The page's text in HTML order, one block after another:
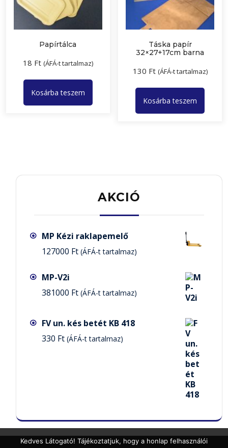
Papírtálca
18 Ft (ÁFÁ-t tartalmaz)
Kosárba teszem
Táska papír
32×27+17cm barna
130 Ft (ÁFÁ-t tartalmaz)
Kosárba teszem
AKCIÓ
MP Kézi raklapemelő
127000 Ft (ÁFÁ-t tartalmaz)
MP-V2i
381000 Ft (ÁFÁ-t tartalmaz)
FV un. kés betét KB 418
330 Ft (ÁFÁ-t tartalmaz)
Kedves Látogató! Tájékoztatjuk, hogy a honlap felhasználói